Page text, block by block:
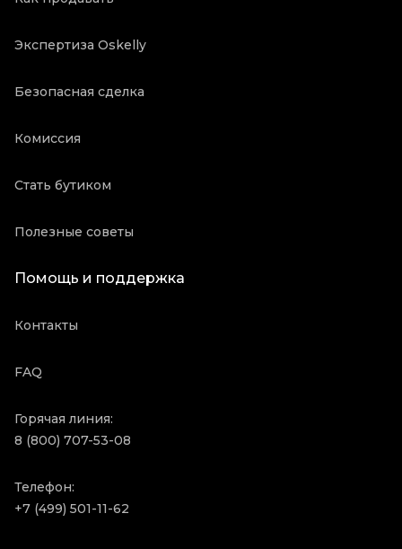
Экспертиза Oskelly
Безопасная сделка
Комиссия
Стать бутиком
Полезные советы
Помощь и поддержка
Контакты
FAQ
Горячая линия:
8 (800) 707-53-08
Телефон:
+7 (499) 501-11-62